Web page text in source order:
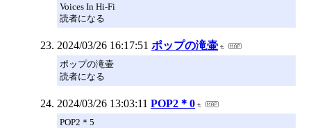
Voices In Hi-Fi
読者になる
2024/03/26 16:17:51 ポップの滝壷
ポップの滝壷
読者になる
2024/03/26 13:03:11 POP2＊0
POP2＊5